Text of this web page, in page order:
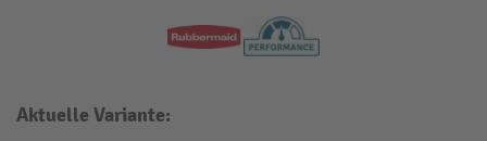
Aktuelle Variante: